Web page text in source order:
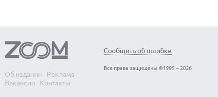
Об издании
Реклама
Вакансии
Контакты
Сообщить об ошибке
Все права защищены ©1995 – 2026